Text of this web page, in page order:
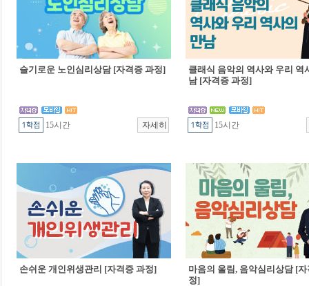
슬기로운 노인심리상담 [자격증 과정]
15시간
클래식 음악의 역사와 우리 역
남 [자격증 과정]
15시간
손쉬운 개인위생관리 [자격증 과정]
마음의 울림, 음악심리상담 [
정]